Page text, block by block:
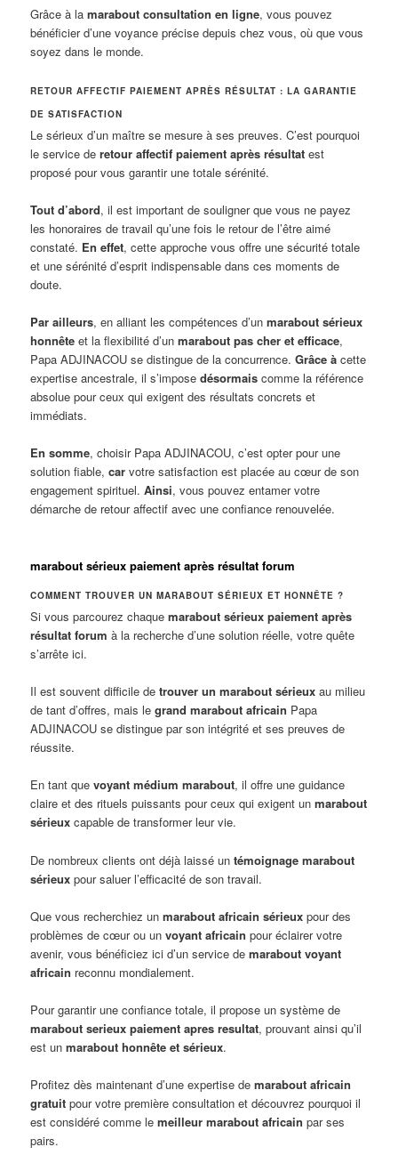
Grâce à lamarabout consultation en ligne, vous pouvez
bénéficier d’une voyance précise depuis chez vous, où que vous
soyez dans le monde.
RETOUR AFFECTIF PAIEMENT APRÈS RÉSULTAT : LA GARANTIE
DE SATISFACTION
Le sérieux d’un maître se mesure à ses preuves. C’est pourquoi
le service deretour affectif paiement après résultat est
proposé pour vous garantir une totale sérénité.
Tout d’abord, il est important de souligner que vous ne payez
les honoraires de travail qu’une fois le retour de l’être aimé
constaté. En effet, cette approche vous offre une sécurité totale
et une sérénité d’esprit indispensable dans ces moments de
doute.
Par ailleurs, en alliant les compétences d’unmarabout sérieux
honnête et la flexibilité d’unmarabout pas cher et efficace,
Papa ADJINACOU se distingue de la concurrence.Grâce à cette
expertise ancestrale, il s’imposedésormais comme la référence
absolue pour ceux qui exigent des résultats concrets et
immédiats.
En somme, choisir Papa ADJINACOU, c’est opter pour une
solution fiable,car votre satisfaction est placée au cœur de son
engagement spirituel.Ainsi, vous pouvez entamer votre
démarche de retour affectif avec une confiance renouvelée.
marabout sérieux paiement après résultat forum
COMMENT TROUVER UN MARABOUT SÉRIEUX ET HONNÊTE ?
Si vous parcourez chaquemarabout sérieux paiement après
résultat forum à la recherche d’une solution réelle, votre quête
s’arrête ici.
Il est souvent difficile detrouver un marabout sérieux au milieu
de tant d’offres, mais legrand marabout africain Papa
ADJINACOU se distingue par son intégrité et ses preuves de
réussite.
En tant quevoyant médium marabout, il offre une guidance
claire et des rituels puissants pour ceux qui exigent unmarabout
sérieux capable de transformer leur vie.
De nombreux clients ont déjà laissé untémoignage marabout
sérieux pour saluer l’efficacité de son travail.
Que vous recherchiez unmarabout africain sérieux pour des
problèmes de cœur ou unvoyant africain pour éclairer votre
avenir, vous bénéficiez ici d’un service demarabout voyant
africain reconnu mondialement.
Pour garantir une confiance totale, il propose un système de
marabout serieux paiement apres resultat, prouvant ainsi qu’il
est unmarabout honnête et sérieux.
Profitez dès maintenant d’une expertise demarabout africain
gratuit pour votre première consultation et découvrez pourquoi il
est considéré comme lemeilleur marabout africain par ses
pairs.